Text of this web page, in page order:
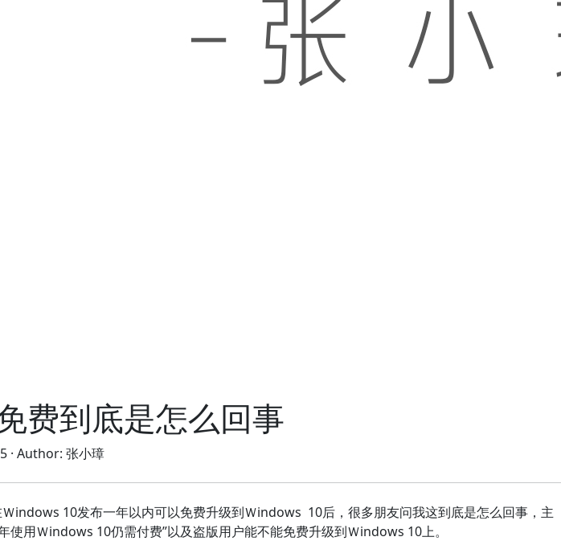
费到底是怎么回事
· Author: 张小璋
10发布一年以内可以免费升级到Ｗindows 10后，很多朋友问我这到底是怎么回事，主
用Ｗindows 10仍需付费”以及盗版用户能不能免费升级到Ｗindows 10上。